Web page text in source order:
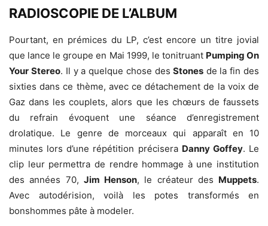
RADIOSCOPIE DE L’ALBUM
Pourtant, en prémices du LP, c’est encore un titre jovial
que lance le groupe en Mai 1999, le tonitruant Pumping On
Your Stereo. Il y a quelque chose des Stonesde la fin des
sixties dans ce thème, avec ce détachement de la voix de
Gaz dans les couplets, alors que les chœurs de faussets
du refrain évoquent une séance d’enregistrement
drolatique. Le genre de morceaux qui apparaît en 10
minutes lors d’une répétition précisera Danny Goffey. Le
clip leur permettra de rendre hommage à une institution
des années 70, Jim Henson, le créateur des Muppets.
Avec autodérision, voilà les potes transformés en
bonshommes pâte à modeler.